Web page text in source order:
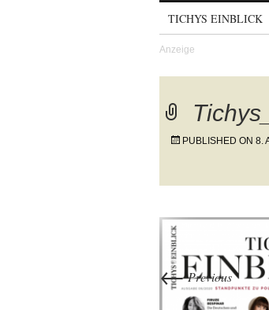
TICHYS EINBLICK
PUBLISHED ON 8.
←Previous